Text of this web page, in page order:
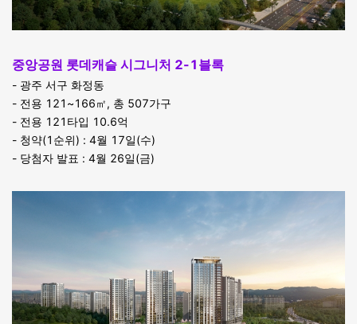
중앙공원 롯데캐슬 시그니처 2-1블록
- 광주 서구 화정동
- 전용 121~166㎡, 총 507가구
- 전용 121타입 10.6억
- 청약(1순위) : 4월 17일(수)
- 당첨자 발표 : 4월 26일(금)